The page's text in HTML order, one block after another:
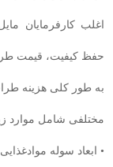
اغلب کارفرمایان
حفظ کیفیت، قیمت
به طور کلی هزینه
مختلفی شامل موارد
• ابعاد سوله